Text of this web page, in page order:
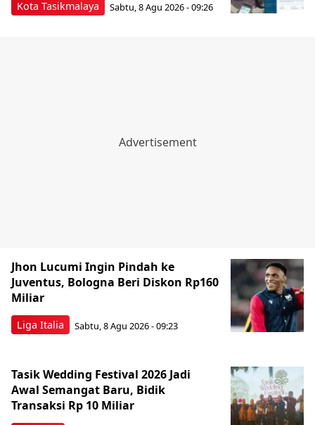
Kota Tasikmalaya Sabtu, 8 Agu 2026 - 09:26
Liga Italia
Jhon Lucumi Ingin Pindah ke
Juventus, Bologna Beri Diskon Rp160
Miliar
Sabtu, 8 Agu 2026 - 09:23
Tasik Wedding Festival 2026 Jadi
Awal Semangat Baru, Bidik
Transaksi Rp 10 Miliar